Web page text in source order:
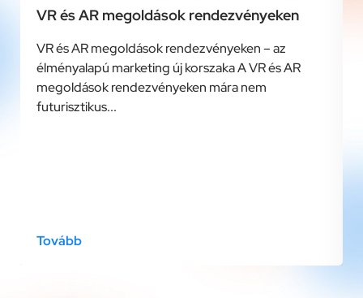
VR és AR megoldások rendezvényeken
VR és AR megoldások rendezvényeken – az
élményalapú marketing új korszaka A VR és AR
megoldások rendezvényeken mára nem
futurisztikus...
Tovább